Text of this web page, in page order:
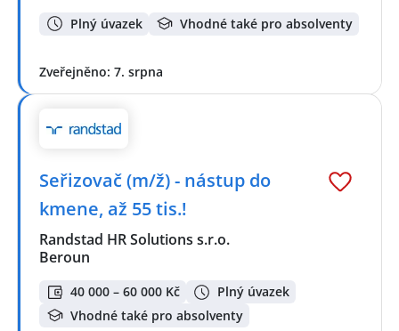
Plný úvazek Vhodné také pro absolventy
Zveřejněno: 7. srpna
Seřizovač (m/ž) - nástup do
kmene, až 55 tis.!
Randstad HR Solutions s.r.o.
Beroun
40 000 – 60 000 Kč
Plný úvazek
Vhodné také pro absolventy